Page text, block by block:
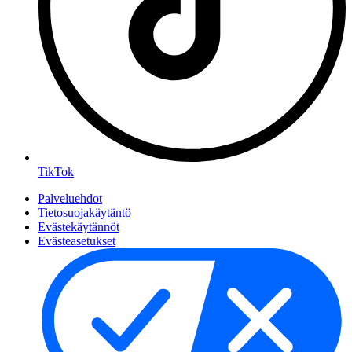
TikTok
Palveluehdot
Tietosuojakäytäntö
Evästekäytännöt
Evästeasetukset